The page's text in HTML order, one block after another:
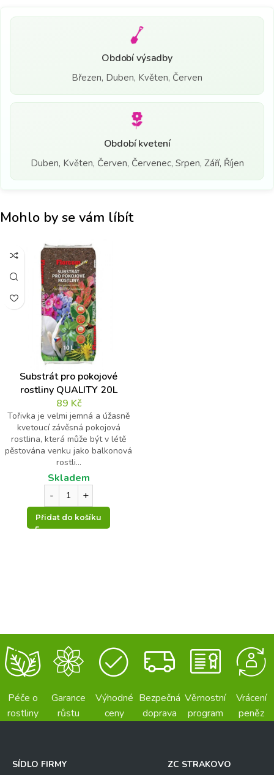
Období výsadby
Březen, Duben, Květen, Červen
Období kvetení
Duben, Květen, Červen, Červenec, Srpen, Září, Říjen
Mohlo by se vám líbít
Substrát pro pokojové
rostliny QUALITY 20L
89 Kč
Tořivka je velmi jemná a úžasně
kvetoucí závěsná pokojová
rostlina, která může být v létě
pěstována venku jako balkonová
rostli...
Skladem
Přidat do košíku
Péče o
rostliny
Garance
růstu
Výhodné
ceny
Bezpečná
doprava
Věrnostní
program
Vrácení
peněz
SÍDLO FIRMY
ZC STRAKOVO